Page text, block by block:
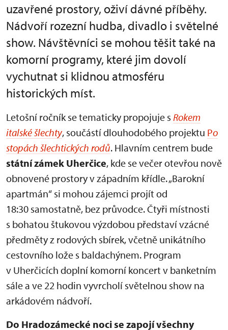
uzavřené prostory, oživí dávné příběhy.
Nádvoří rozezní hudba, divadlo i světelné
show. Návštěvníci se mohou těšit také na
komorní programy, které jim dovolí
vychutnat si klidnou atmosféru
historických míst.
Letošní ročník se tematicky propojuje s Rokem
italské šlechty, součástí dlouhodobého projektu Po
stopách šlechtických rodů. Hlavním centrem bude
státní zámek Uherčice, kde se večer otevřou nově
obnovené prostory v západním křídle. „Barokní
apartmán“ si mohou zájemci projít od
18:30 samostatně, bez průvodce. Čtyři místnosti
s bohatou štukovou výzdobou představí vzácné
předměty z rodových sbírek, včetně unikátního
cestovního lože s baldachýnem. Program
v Uherčicích doplní komorní koncert v banketním
sále a ve 22 hodin vyvrcholí světelnou show na
arkádovém nádvoří.
Do Hradozámecké noci se zapojí všechny